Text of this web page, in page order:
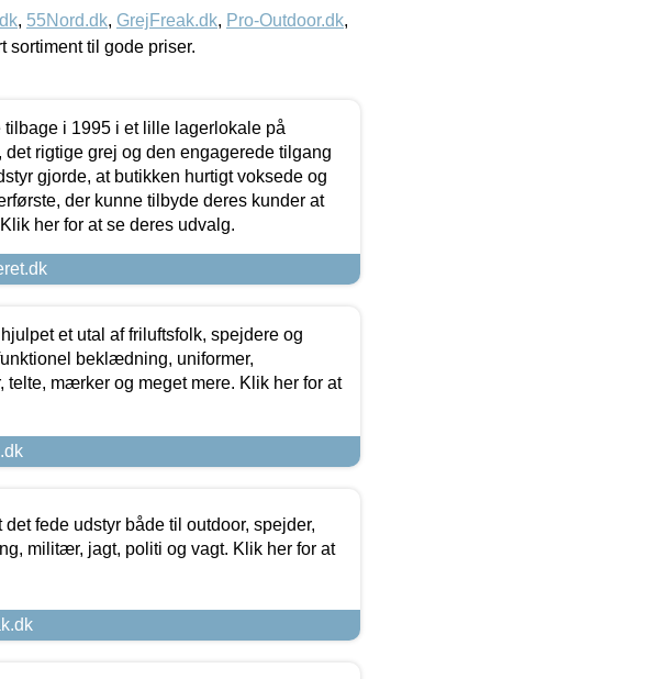
, 55Nord.dk, GrejFreak.dk, Pro-Outdoor.dk,
sortiment til gode priser.
tilbage i 1995 i et lille lagerlokale på
rigtige grej og den engagerede tilgang
gjorde, at butikken hurtigt voksede og
der kunne tilbyde deres kunder at
her for at se deres udvalg.
et utal af friluftsfolk, spejdere og
beklædning, uniformer,
telte, mærker og meget mere. Klik her for at
fede udstyr både til outdoor, spejder,
militær, jagt, politi og vagt. Klik her for at